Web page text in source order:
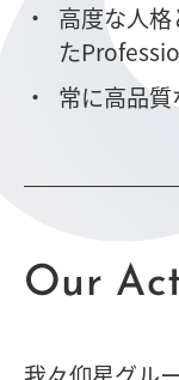
高度な人
た
常に高品
Our